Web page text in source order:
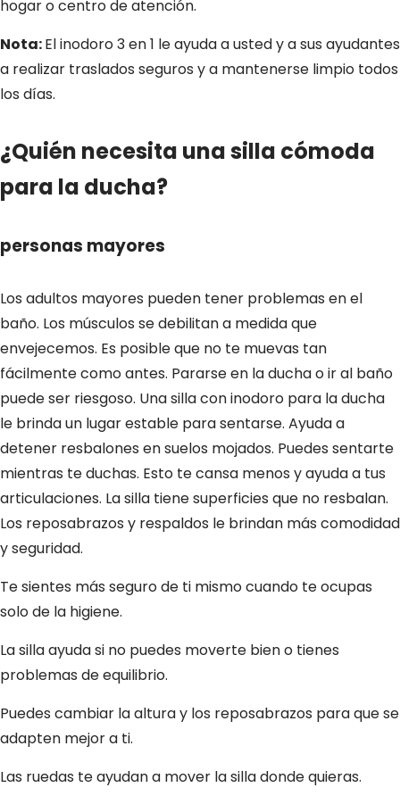
hogar o centro de atención.
Nota:El inodoro 3 en 1 le ayuda a usted y a sus ayudantes
a realizar traslados seguros y a mantenerse limpio todos
los días.
¿Quién necesita una silla cómoda
para la ducha?
personas mayores
Los adultos mayores pueden tener problemas en el
baño. Los músculos se debilitan a medida que
envejecemos. Es posible que no te muevas tan
fácilmente como antes. Pararse en la ducha o ir al baño
puede ser riesgoso. Una silla con inodoro para la ducha
le brinda un lugar estable para sentarse. Ayuda a
detener resbalones en suelos mojados. Puedes sentarte
mientras te duchas. Esto te cansa menos y ayuda a tus
articulaciones. La silla tiene superficies que no resbalan.
Los reposabrazos y respaldos le brindan más comodidad
y seguridad.
Te sientes más seguro de ti mismo cuando te ocupas
solo de la higiene.
La silla ayuda si no puedes moverte bien o tienes
problemas de equilibrio.
Puedes cambiar la altura y los reposabrazos para que se
adapten mejor a ti.
Las ruedas te ayudan a mover la silla donde quieras.